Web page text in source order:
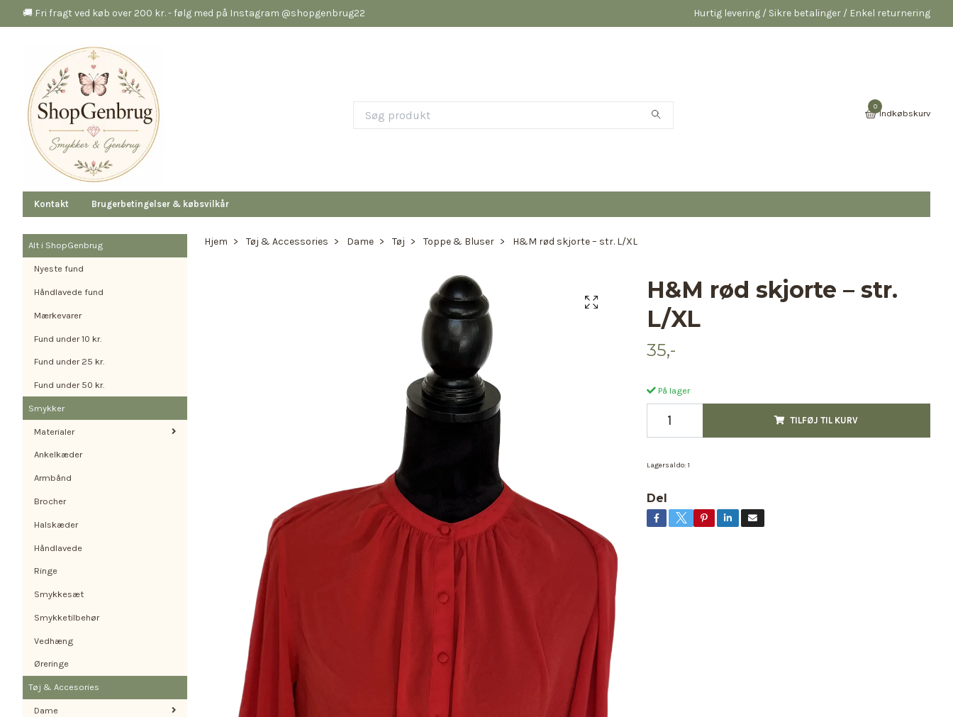
🚚 Fri fragt ved køb over 200 kr. - følg med på Instagram @shopgenbrug22 Hurtig levering / Sikre betalinger / Enkel returnering
0
Indkøbskurv
Kontakt Brugerbetingelser & købsvilkår
Alt i ShopGenbrug
Nyeste fund
Håndlavede fund
Mærkevarer
Fund under 10 kr.
Fund under 25 kr.
Fund under 50 kr.
Smykker
Materialer
Ankelkæder
Armbånd
Brocher
Halskæder
Håndlavede
Ringe
Smykkesæt
Smykketilbehør
Vedhæng
Øreringe
Tøj & Accesories
Dame
Hjem Tøj & Accessories Dame Tøj Toppe & Bluser H&M rød skjorte – str. L/XL
H&M rød skjorte – str.
L/XL
35,-
På lager
TILFØJ TIL KURV
Lagersaldo: 1
Del